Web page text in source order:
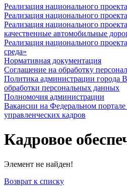
Реализация национального
Реализация национального
Реализация национального
качественные автомобильные
Реализация национального
среда»
Нормативная документация
Соглашение на обработку
Политика администрации города
обработки персональных данных
Полномочия администрации
Вакансии на Федеральном
управленческих кадров
Кадровое
Элемент не найден!
Возврат к списку